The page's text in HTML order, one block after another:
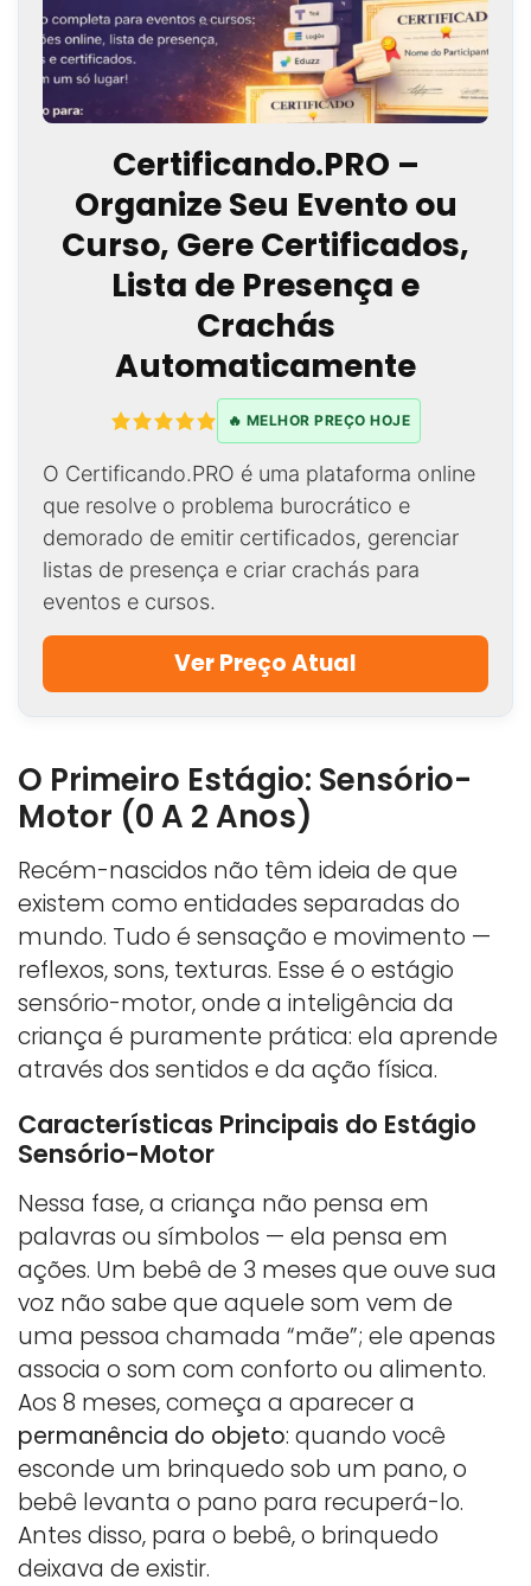
Certificando.PRO –
Organize Seu Evento ou
Curso, Gere Certificados,
Lista de Presença e
Crachás
Automaticamente
🔥 MELHOR PREÇO HOJE
O Certificando.PRO é uma plataforma online
que resolve o problema burocrático e
demorado de emitir certificados, gerenciar
listas de presença e criar crachás para
eventos e cursos.
Ver Preço Atual
O Primeiro Estágio: Sensório-
Motor (0 A 2 Anos)
Recém-nascidos não têm ideia de que
existem como entidades separadas do
mundo. Tudo é sensação e movimento —
reflexos, sons, texturas. Esse é o estágio
sensório-motor, onde a inteligência da
criança é puramente prática: ela aprende
através dos sentidos e da ação física.
Características Principais do Estágio
Sensório-Motor
Nessa fase, a criança não pensa em
palavras ou símbolos — ela pensa em
ações. Um bebê de 3 meses que ouve sua
voz não sabe que aquele som vem de
uma pessoa chamada “mãe”; ele apenas
associa o som com conforto ou alimento.
Aos 8 meses, começa a aparecer a
permanência do objeto: quando você
esconde um brinquedo sob um pano, o
bebê levanta o pano para recuperá-lo.
Antes disso, para o bebê, o brinquedo
deixava de existir.